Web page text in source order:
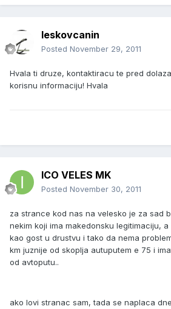
leskovcanin
Posted November 29, 2011
Hvala ti druze, kontaktiracu te pred
korisnu informaciju! Hvala
ICO VELES MK
Posted November 30, 2011
za strance kod nas na velesko je za sad
nekim koji ima makedonsku legitimaciju,
kao gost u drustvu i tako da nema
km juznije od skoplja autuputem e 75 i
od avtoputu..
ako lovi stranac sam, tada se naplaca